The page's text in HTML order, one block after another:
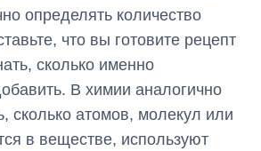
определять количество
что вы готовите рецепт
сколько именно
В химии аналогично
сколько атомов, молекул или
в веществе, используют